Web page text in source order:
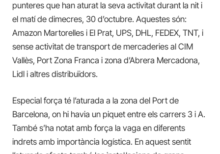
punteres que han aturat la seva activitat durant la nit i
el matí de dimecres, 30 d’octubre. Aquestes són:
Amazon Martorelles i El Prat, UPS, DHL, FEDEX, TNT, i
sense activitat de transport de mercaderies al CIM
Vallès, Port Zona Franca i zona d’Abrera Mercadona,
Lidl i altres distribuïdors.
Especial força té l’aturada a la zona del Port de
Barcelona, on hi havia un piquet entre els carrers 3 i A.
També s’ha notat amb força la vaga en diferents
indrets amb importància logística. En aquest sentit